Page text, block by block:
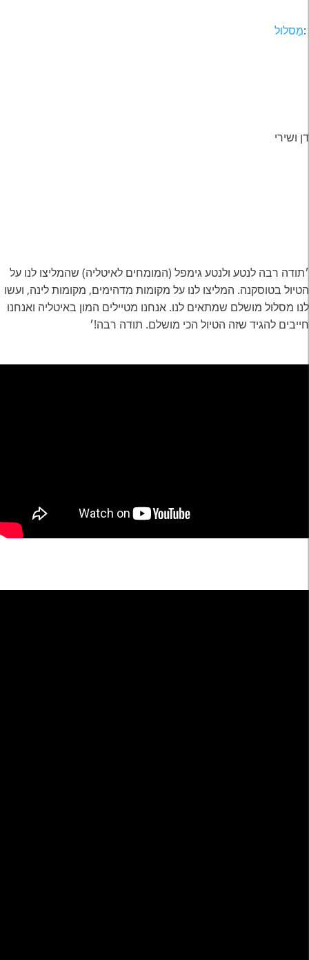
:מַסלוּל
דן ושירי
׳תודה רבה לנטע ולנטע גימפל (המומחים לאיטליה) שהמליצו לנו על
הטיול בטוסקנה. המליצו לנו על מקומות מדהימים, מקומות לינה, ועשו
לנו מסלול מושלם שמתאים לנו. אנחנו מטיילים המון באיטליה ואנחנו
חייבים להגיד שזה הטיול הכי מושלם. תודה רבה!׳